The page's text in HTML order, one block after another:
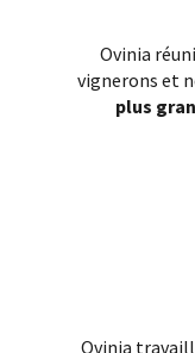
Ovinia
vignerons et
plus
Ovinia